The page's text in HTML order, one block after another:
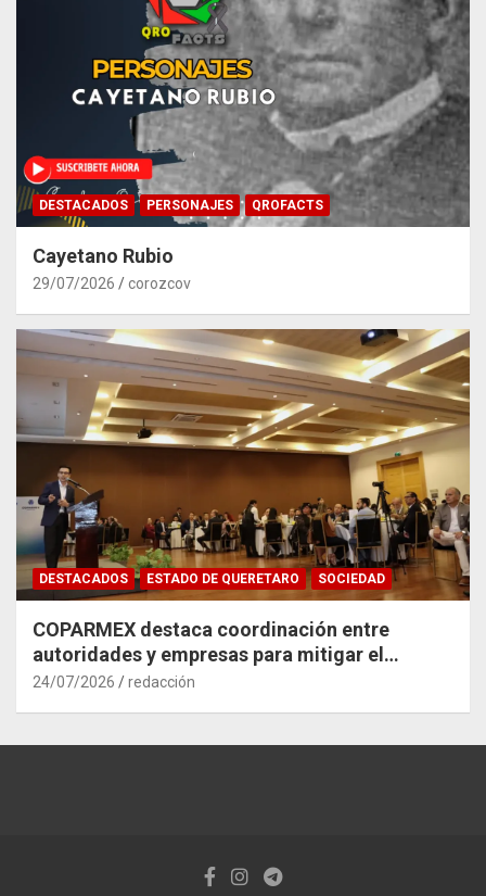
DESTACADOS PERSONAJES QROFACTS
Cayetano Rubio
29/07/2026 corozcov
DESTACADOS ESTADO DE QUERETARO SOCIEDAD
COPARMEX destaca coordinación entre
autoridades y empresas para mitigar el
impacto del Tren México–Querétaro
24/07/2026 redacción